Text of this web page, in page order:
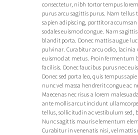
consectetur, nibh tortor tempus
purus arcu sagittis purus. Nam tellus
sapien adipiscing, porttitor accumsan
sodales euismod congue. Nam
blandit porta. Donec mattis augue
pulvinar. Curabitur arcu odio, lacinia
euismod at metus. Proin fermentum
facilisis. Donec faucibus purus nec
Donec sed porta leo, quis tempus
nunc vel massa hendrerit congue ac
Maecenas nec risus a lorem
ante mollis arcu tincidunt
tellus, sollicitudin ac vestibulum sed,
Nunc sagittis mauris elementum
Curabitur in venenatis nisi, vel mattis